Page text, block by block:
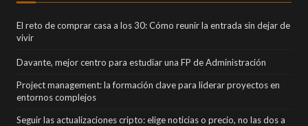
El reto de comprar casa a los 30: Cómo reunir la entrada sin dejar de
vivir
Davante, mejor centro para estudiar una FP de Administración
Project management: la formación clave para liderar proyectos en
entornos complejos
Seguir las actualizaciones cripto: elige noticias o precio, no las dos a